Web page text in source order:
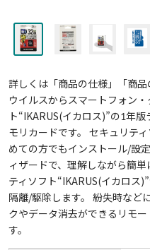
詳しくは「商品の仕様」「商
ウイルスからスマートフォン
ト“IKARUS(イカロス)”の1年
モリカードです。 セキュリテ
めての方でもインストール/設
ィザードで、理解しながら簡
ティソフト“IKARUS(イカロス
隔離/駆除します。 紛失時など
クやデータ消去ができるリモ
す。